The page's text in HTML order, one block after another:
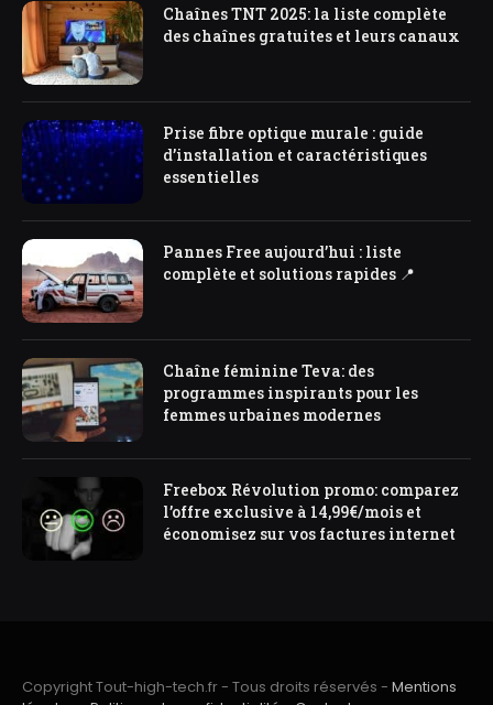
Chaînes TNT 2025: la liste complète
des chaînes gratuites et leurs canaux
Prise fibre optique murale : guide
d’installation et caractéristiques
essentielles
Pannes Free aujourd’hui : liste
complète et solutions rapides 📍
Chaîne féminine Teva: des
programmes inspirants pour les
femmes urbaines modernes
Freebox Révolution promo: comparez
l’offre exclusive à 14,99€/mois et
économisez sur vos factures internet
Copyright Tout-high-tech.fr - Tous droits réservés - Mentions